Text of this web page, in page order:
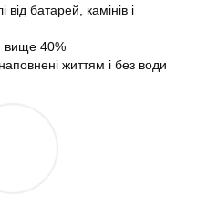
батарей, камінів і
вище 40%
життям і без води